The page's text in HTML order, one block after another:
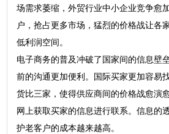
场需求萎缩，外贸行业中小企业竞争愈
户，抢占更多市场，猛烈的价格战让各
低利润空间。
电子商务的普及冲破了国家间的信息壁
前的沟通更加便利。国际买家更加容易
货比三家，使得供应商间的价格战愈演
网上获取买家的信息进行联系。信息的
护老客户的成本越来越高。